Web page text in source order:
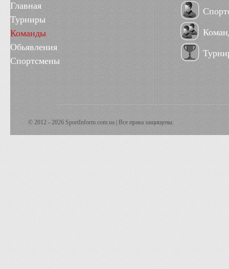
Главная
Турниры
Команды
Обьявления
Спортсмены
© 2012 - 2026 SportInform.com.ua | Все права защищены.